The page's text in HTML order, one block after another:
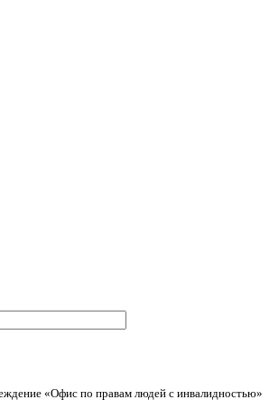
«Офис по правам людей с инвалидностью»